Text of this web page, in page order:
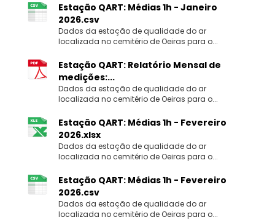
Estação QART: Médias 1h - Janeiro
2026.csv
Dados da estação de qualidade do ar
localizada no cemitério de Oeiras para o...
Estação QART: Relatório Mensal de
medições:...
Dados da estação de qualidade do ar
localizada no cemitério de Oeiras para o...
Estação QART: Médias 1h - Fevereiro
2026.xlsx
Dados da estação de qualidade do ar
localizada no cemitério de Oeiras para o...
Estação QART: Médias 1h - Fevereiro
2026.csv
Dados da estação de qualidade do ar
localizada no cemitério de Oeiras para o...